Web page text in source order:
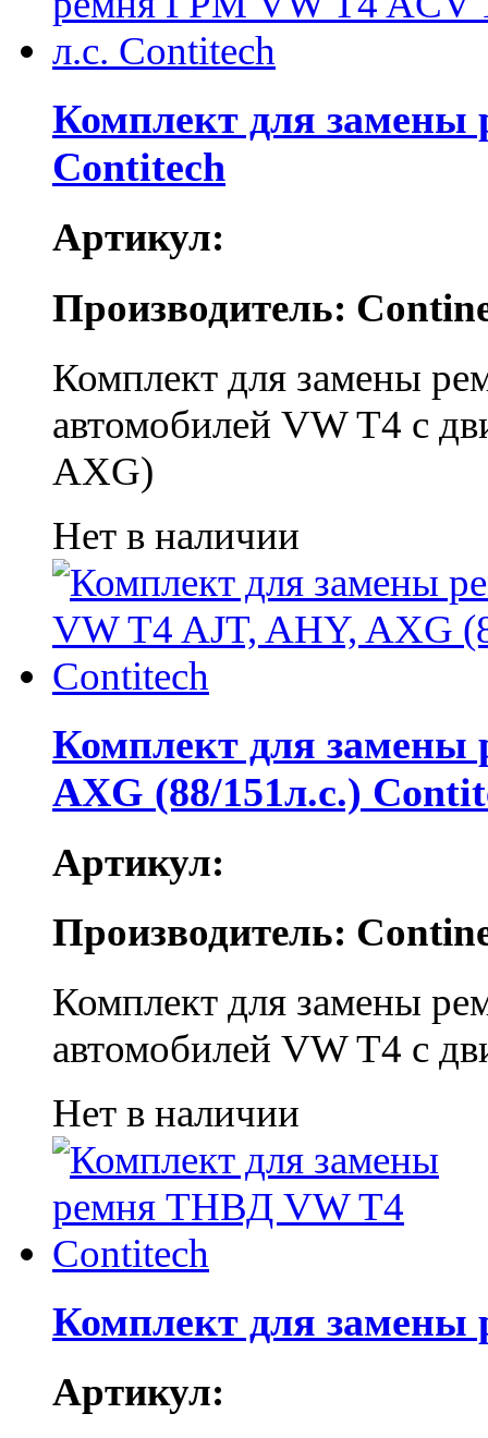
Комплект для замены
Contitech
Артикул:
Производитель:
Комплект для замены
автомобилей VW T4 с
AXG)
Нет в наличии
Комплект для
AXG (88/151л.с.)
Артикул:
Производитель:
Комплект для замены
автомобилей VW T4 с
Нет в наличии
Комплект для
Артикул: